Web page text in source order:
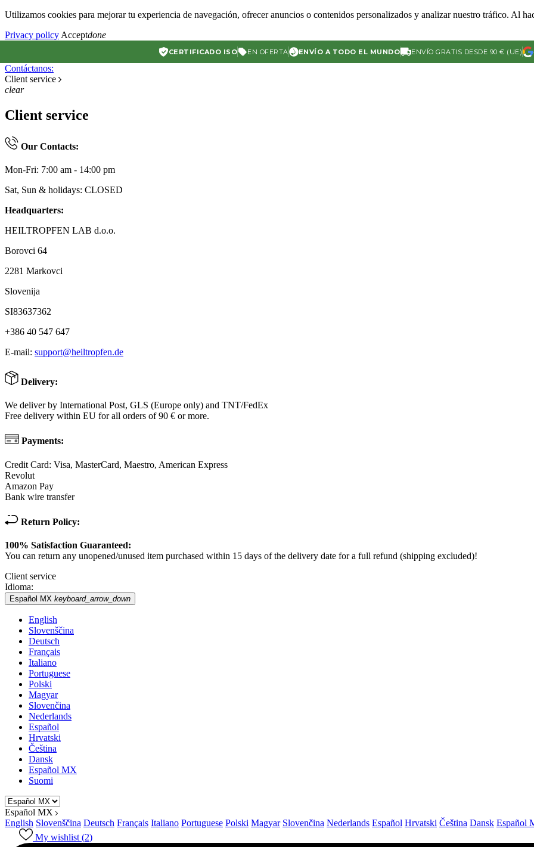
Utilizamos cookies para mejorar tu experiencia de navegación, ofrecer anuncios o contenidos personalizados y analizar nuestro tráfico. Al
Privacy policy Acceptdone
CERTIFICADO ISO EN OFERTA ENVÍO A TODO EL MUNDO ENVÍO GRATIS DESDE 90 € (UE)
Contáctanos:
Client service
clear
Client service
Our Contacts:
Mon-Fri: 7:00 am - 14:00 pm
Sat, Sun & holidays: CLOSED
Headquarters:
HEILTROPFEN LAB d.o.o.
Borovci 64
2281 Markovci
Slovenija
SI83637362
+386 40 547 647
E-mail: support@heiltropfen.de
Delivery:
We deliver by International Post, GLS (Europe only) and TNT/FedEx
Free delivery within EU for all orders of 90 € or more.
Payments:
Credit Card: Visa, MasterCard, Maestro, American Express
Revolut
Amazon Pay
Bank wire transfer
Return Policy:
100% Satisfaction Guaranteed:
You can return any unopened/unused item purchased within 15 days of the delivery date for a full refund (shipping excluded)!
Client service
Idioma:
Español MX keyboard_arrow_down
English
Slovenščina
Deutsch
Français
Italiano
Portuguese
Polski
Magyar
Slovenčina
Nederlands
Español
Hrvatski
Čeština
Dansk
Español MX
Suomi
Español MX
English Slovenščina Deutsch Français Italiano Portuguese Polski Magyar Slovenčina Nederlands Español Hrvatski Čeština Dansk Español
My wishlist (2)